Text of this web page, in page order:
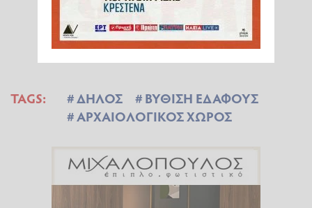
TAGS: ΔΗΛΟΣ
ΒΥΘΙΣΗ ΕΔΑΦΟΥΣ
ΑΡΧΑΙΟΛΟΓΙΚΟΣ ΧΩΡΟΣ